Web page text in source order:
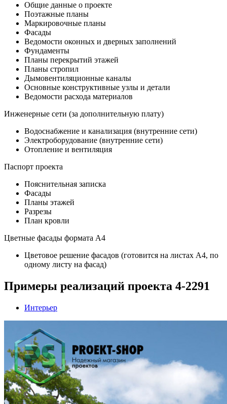
Общие данные о проекте
Поэтажные планы
Маркировочные планы
Фасады
Ведомости оконных и дверных заполнений
Фундаменты
Планы перекрытий этажей
Планы стропил
Дымовентиляционные каналы
Основные конструктивные узлы и детали
Ведомости расхода материалов
Инженерные сети (за дополнительную плату)
Водоснабжение и канализация (внутренние сети)
Электроборудование (внутренние сети)
Отопление и вентиляция
Паспорт проекта
Пояснительная записка
Фасады
Планы этажей
Разрезы
План кровли
Цветные фасады формата А4
Цветовое решение фасадов (готовится на листах А4, по
одному листу на фасад)
Примеры реализаций проекта 4-2291
Интерьер